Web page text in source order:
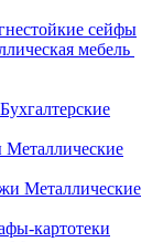
сейфы
мебель
Бухгалтерские
Металлические
Металлические
картотеки